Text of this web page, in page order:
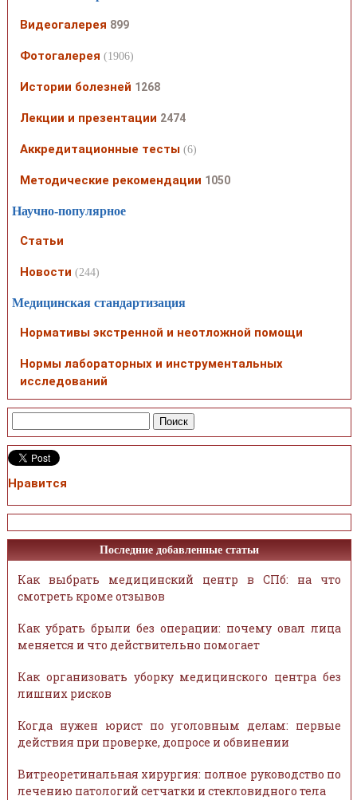
Видеогалерея 899
Фотогалерея (1906)
Истории болезней 1268
Лекции и презентации 2474
Аккредитационные тесты (6)
Методические рекомендации 1050
Научно-популярное
Статьи
Новости (244)
Медицинская стандартизация
Нормативы экстренной и неотложной помощи
Нормы лабораторных и инструментальных
исследований
Нравится
Последние добавленные статьи
Как выбрать медицинский центр в СПб: на что
смотреть кроме отзывов
Как убрать брыли без операции: почему овал лица
меняется и что действительно помогает
Как организовать уборку медицинского центра без
лишних рисков
Когда нужен юрист по уголовным делам: первые
действия при проверке, допросе и обвинении
Витреоретинальная хирургия: полное руководство по
лечению патологий сетчатки и стекловидного тела